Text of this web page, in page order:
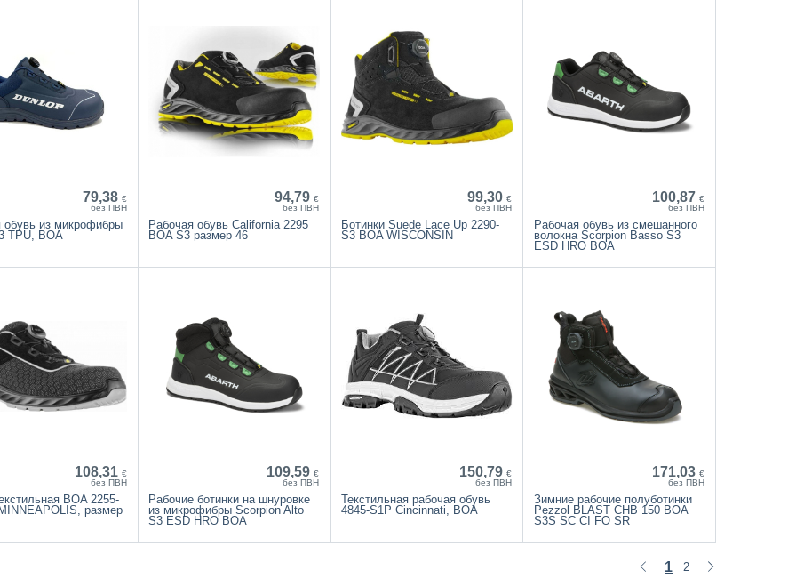
79,38 €
без ПВН
обувь из микрофибры
TPU, BOA
94,79 €
без ПВН
Рабочая обувь California 2295
BOA S3 размер 46
99,30 €
без ПВН
Ботинки Suede Lace Up 2290-
S3 BOA WISCONSIN
100,87 €
без ПВН
Рабочая обувь из смешанного
волокна Scorpion Basso S3
ESD HRO BOA
108,31 €
без ПВН
BOA 2255-
размер
109,59 €
без ПВН
Рабочие ботинки на шнуровке
из микрофибры Scorpion Alto
S3 ESD HRO BOA
150,79 €
без ПВН
Текстильная рабочая обувь
4845-S1P Cincinnati, BOA
171,03 €
без ПВН
Зимние рабочие полуботинки
Pezzol BLAST CHB 150 BOA
S3S SC CI FO SR
1 2